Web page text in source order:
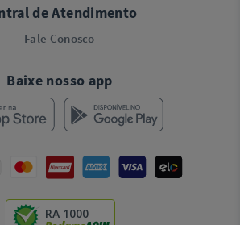
de Atendimento
Fale Conosco
Baixe nosso app
RA 1000